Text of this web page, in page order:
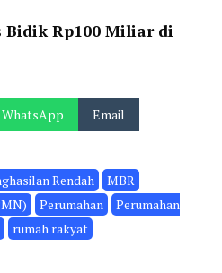
Bidik Rp100 Miliar di
WhatsApp Email
Rendah
MBR
Perumahan
Perumahan
rumah rakyat